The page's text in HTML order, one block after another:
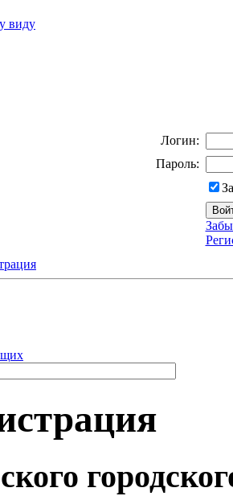
виду
Логин:
Пароль: